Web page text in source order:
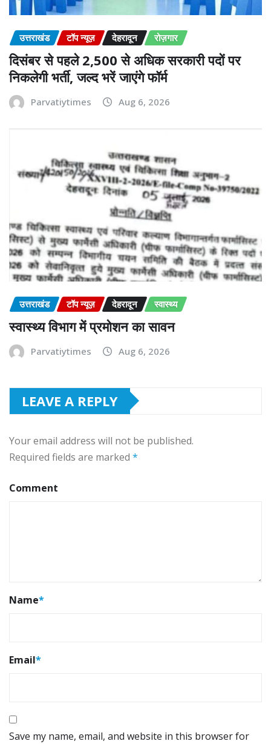
उत्तराखंड टॉप न्यूज़ देहरादून रोज़गार
दिसंबर से पहले 2,500 से अधिक सरकारी पदों पर
निकलेगी भर्ती, जल्द भरें जाएंगे फॉर्म
Parvatiytimes Aug 6, 2026
उत्तराखंड टॉप न्यूज़ देहरादून स्वास्थ्य
स्वास्थ्य विभाग में प्रमोशन का सावन
Parvatiytimes Aug 6, 2026
LEAVE A REPLY
Your email address will not be published.
Required fields are marked *
Comment
Name*
Email*
Save my name, email, and website in this browser for